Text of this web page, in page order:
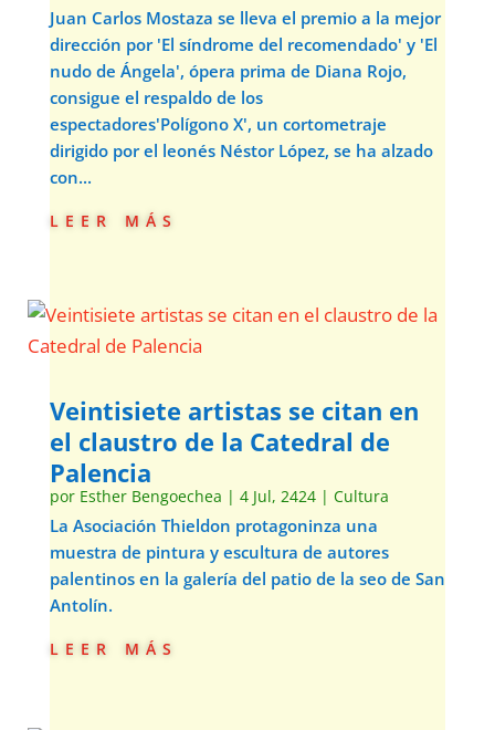
Juan Carlos Mostaza se lleva el premio a la mejor
dirección por 'El síndrome del recomendado' y 'El
nudo de Ángela', ópera prima de Diana Rojo,
consigue el respaldo de los
espectadores'Polígono X', un cortometraje
dirigido por el leonés Néstor López, se ha alzado
con...
leer más
Veintisiete artistas se citan en
el claustro de la Catedral de
Palencia
por Esther Bengoechea | 4 Jul, 2424| Cultura
La Asociación Thieldon protagoninza una
muestra de pintura y escultura de autores
palentinos en la galería del patio de la seo de San
Antolín.
leer más